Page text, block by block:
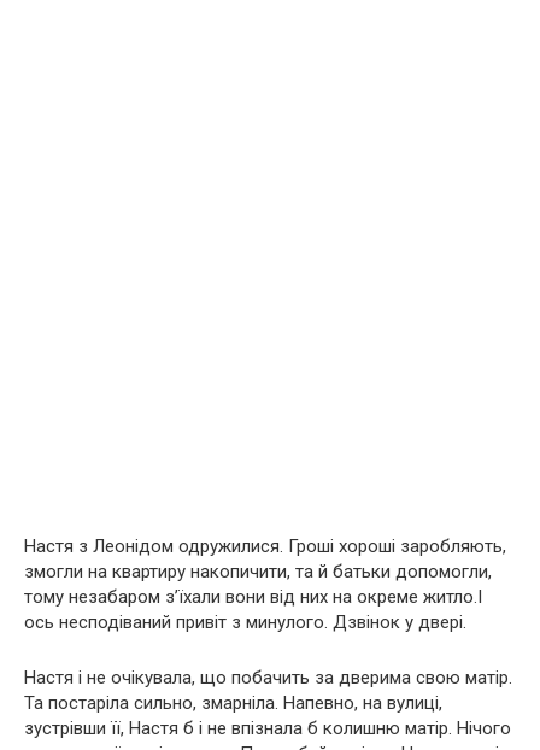
Настя з Леонідом одружилися. Гроші хороші заробляють,
змогли на квартиру накопичити, та й батьки допомогли,
тому незабаром з’їхали вони від них на окреме житло.І
ось несподіваний привіт з минулого. Дзвінок у двері.
Настя і не очікувала, що побачить за дверима свою матір.
Та постаріла сильно, змарніла. Напевно, на вулиці,
зустрівши її, Настя б і не впізнала б колишню матір. Нічого